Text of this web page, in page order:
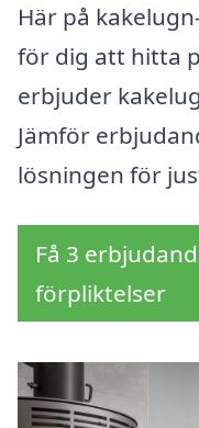
Här på
för dig att hitta
erbjuder
Jämför
lösningen för
Få 3
förpliktelser